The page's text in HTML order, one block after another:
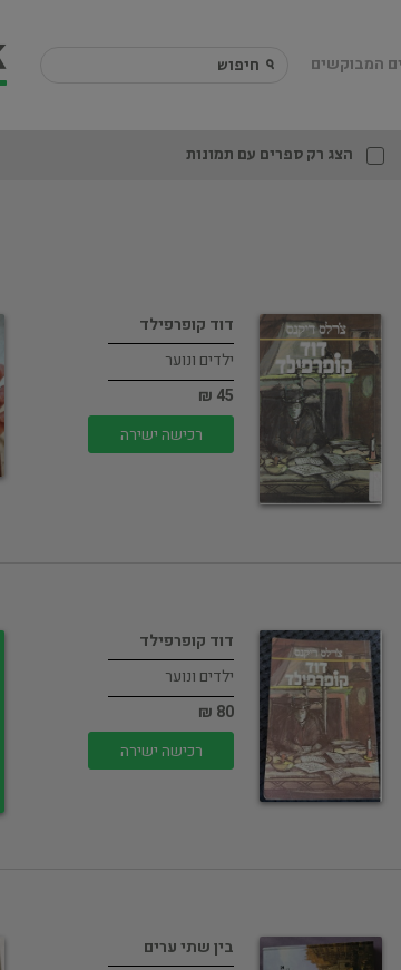
המבוקשים
הצג רק ספרים עם תמונות
דוד קופרפילד
ילדים ונוער
45 ₪
רכישה ישירה
דוד קופרפילד
ילדים ונוער
80 ₪
רכישה ישירה
בין שתי ערים